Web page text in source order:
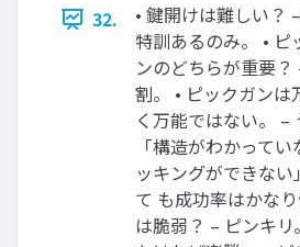
32.
• 鍵開けは難しい？
特訓あるのみ。 • ピ
ンのどちらが重要
割。 • ピックガンは
く万能ではない。 –
「構造がわかって
ッキングができな
て も成功率はかな
は脆弱？ – ピンキ